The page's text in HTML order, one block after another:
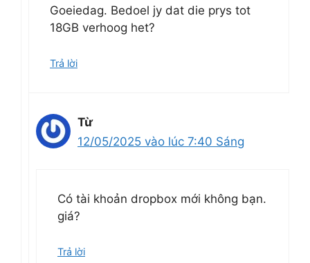
Goeiedag. Bedoel jy dat die prys tot
18GB verhoog het?
Trả lời
Từ
12/05/2025 vào lúc 7:40 Sáng
Có tài khoản dropbox mới không bạn.
giá?
Trả lời